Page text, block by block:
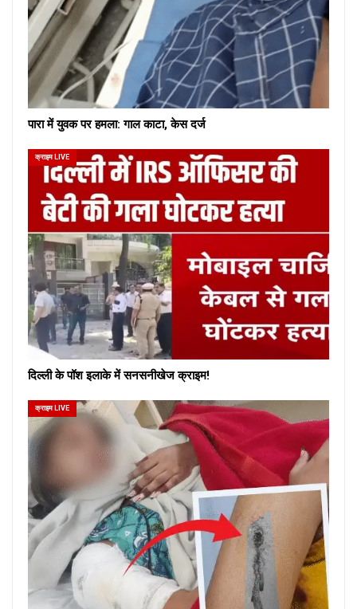
पारा में युवक पर हमला: गाल काटा, केस दर्ज
क्राइम LIVE
दिल्ली के पॉश इलाके में सनसनीखेज क्राइम!
क्राइम LIVE